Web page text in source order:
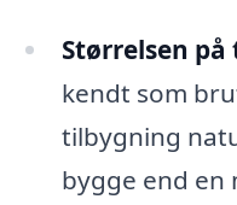
Størrelsen
kendt som
tilbygning
bygge end en